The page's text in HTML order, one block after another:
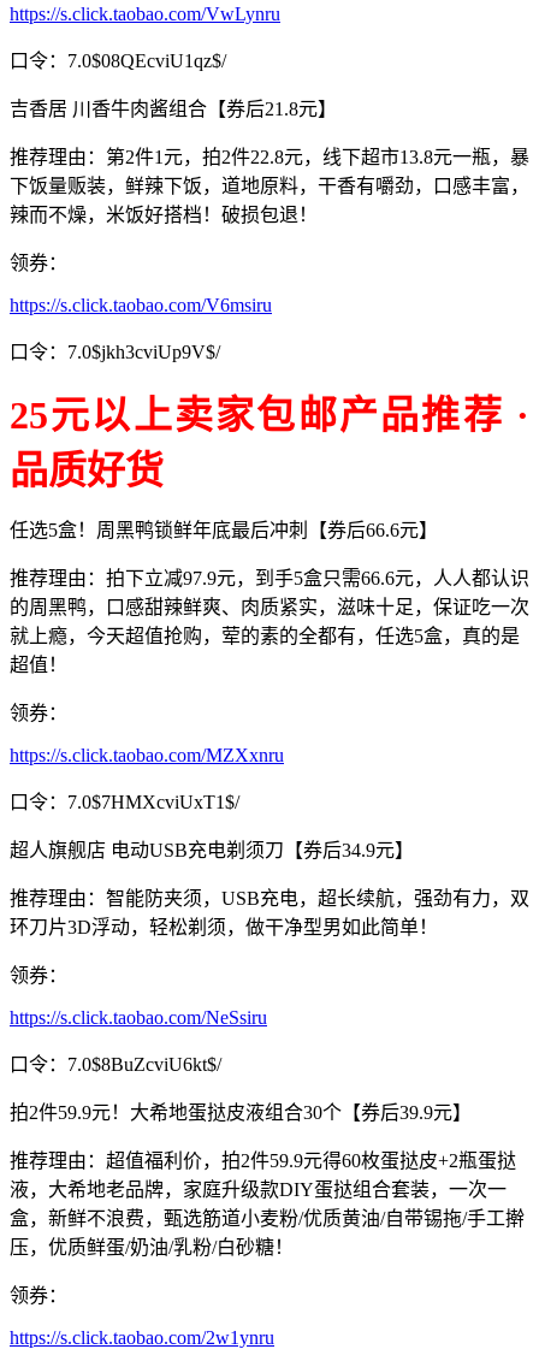
https://s.click.taobao.com/VwLynru
口令：7.0$08QEcviU1qz$/
吉香居 川香牛肉酱组合【券后21.8元】
推荐理由：第2件1元，拍2件22.8元，线下超市13.8元一瓶，暴
下饭量贩装，鲜辣下饭，道地原料，干香有嚼劲，口感丰富，
辣而不燥，米饭好搭档！破损包退！
领券：
https://s.click.taobao.com/V6msiru
口令：7.0$jkh3cviUp9V$/
25元以上卖家包邮产品推荐 ·
品质好货
任选5盒！周黑鸭锁鲜年底最后冲刺【券后66.6元】
推荐理由：拍下立减97.9元，到手5盒只需66.6元，人人都认识
的周黑鸭，口感甜辣鲜爽、肉质紧实，滋味十足，保证吃一次
就上瘾，今天超值抢购，荤的素的全都有，任选5盒，真的是
超值！
领券：
https://s.click.taobao.com/MZXxnru
口令：7.0$7HMXcviUxT1$/
超人旗舰店 电动USB充电剃须刀【券后34.9元】
推荐理由：智能防夹须，USB充电，超长续航，强劲有力，双
环刀片3D浮动，轻松剃须，做干净型男如此简单！
领券：
https://s.click.taobao.com/NeSsiru
口令：7.0$8BuZcviU6kt$/
拍2件59.9元！大希地蛋挞皮液组合30个【券后39.9元】
推荐理由：超值福利价，拍2件59.9元得60枚蛋挞皮+2瓶蛋挞
液，大希地老品牌，家庭升级款DIY蛋挞组合套装，一次一
盒，新鲜不浪费，甄选筋道小麦粉/优质黄油/自带锡拖/手工擀
压，优质鲜蛋/奶油/乳粉/白砂糖！
领券：
https://s.click.taobao.com/2w1ynru